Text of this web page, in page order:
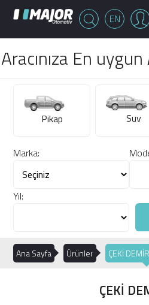
EN
Aracınıza En uygun
Pikap Suv
Marka:
Yıl:
Ana Sayfa Ürünler ÇEKİ
ÇEKİ